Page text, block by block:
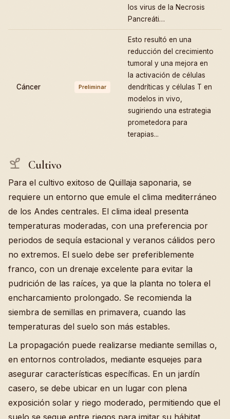
los virus de la Necrosis
Pancreáti…
Cáncer Preliminar
Esto resultó en una
reducción del crecimiento
tumoral y una mejora en
la activación de células
dendríticas y células T en
modelos in vivo,
sugiriendo una estrategia
prometedora para
terapias...
Cultivo
Para el cultivo exitoso de Quillaja saponaria, se
requiere un entorno que emule el clima mediterráneo
de los Andes centrales. El clima ideal presenta
temperaturas moderadas, con una preferencia por
periodos de sequía estacional y veranos cálidos pero
no extremos. El suelo debe ser preferiblemente
franco, con un drenaje excelente para evitar la
pudrición de las raíces, ya que la planta no tolera el
encharcamiento prolongado. Se recomienda la
siembra de semillas en primavera, cuando las
temperaturas del suelo son más estables.
La propagación puede realizarse mediante semillas o,
en entornos controlados, mediante esquejes para
asegurar características específicas. En un jardín
casero, se debe ubicar en un lugar con plena
exposición solar y riego moderado, permitiendo que el